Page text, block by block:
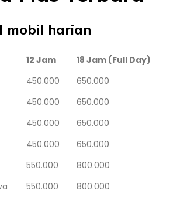
mobil harian
12 Jam
18 Jam (Full Day)
450.000
650.000
450.000
650.000
450.000
650.000
450.000
650.000
550.000
800.000
550.000
800.000